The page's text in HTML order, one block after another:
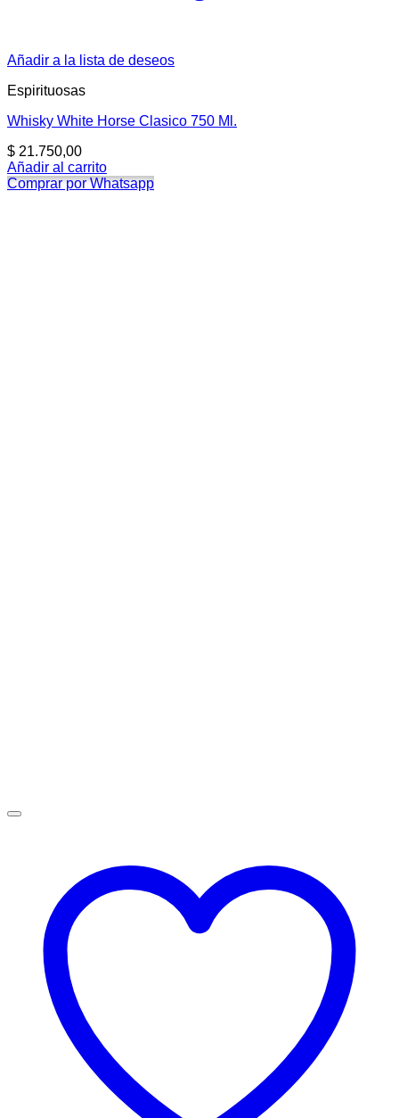
Añadir a la lista de deseos
Espirituosas
Whisky White Horse Clasico 750 Ml.
$ 21.750,00
Añadir al carrito
Comprar por Whatsapp